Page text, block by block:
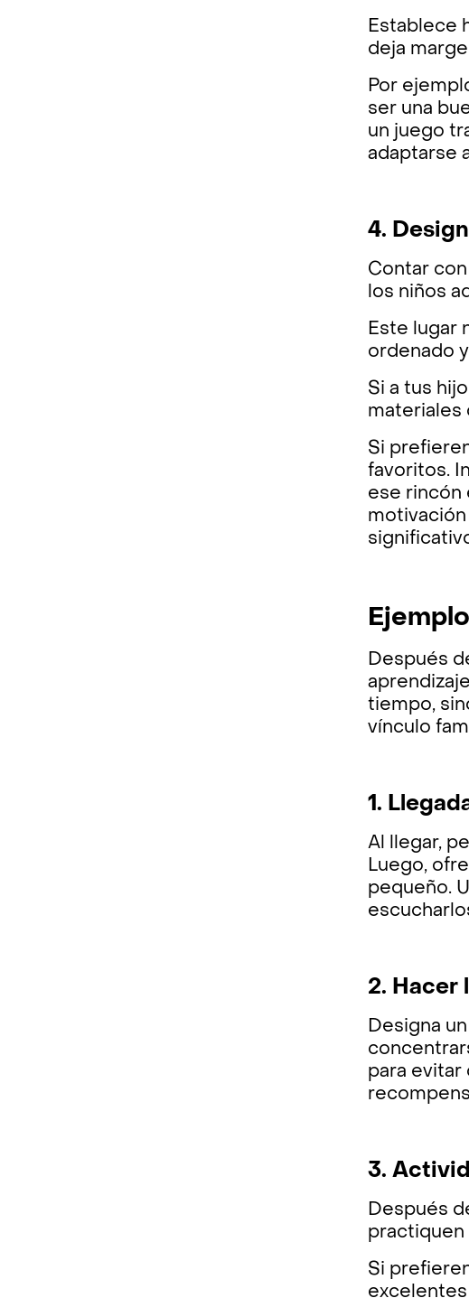
Establece
deja
Por
ser una
un juego
adaptarse
4.
Contar
los niños
Este lugar
ordenado
Si a tus
materiales
Si
favoritos.
ese rincón
Después
tiempo,
vínculo
1.
Al llegar,
Luego,
pequeño.
2. Hacer
Designa
para evitar
3.
Después
practiquen
Si